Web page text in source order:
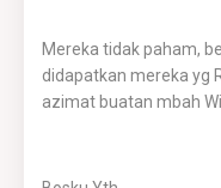
Mereka tidak paham,
didapatkan mereka yg
azimat buatan mbah